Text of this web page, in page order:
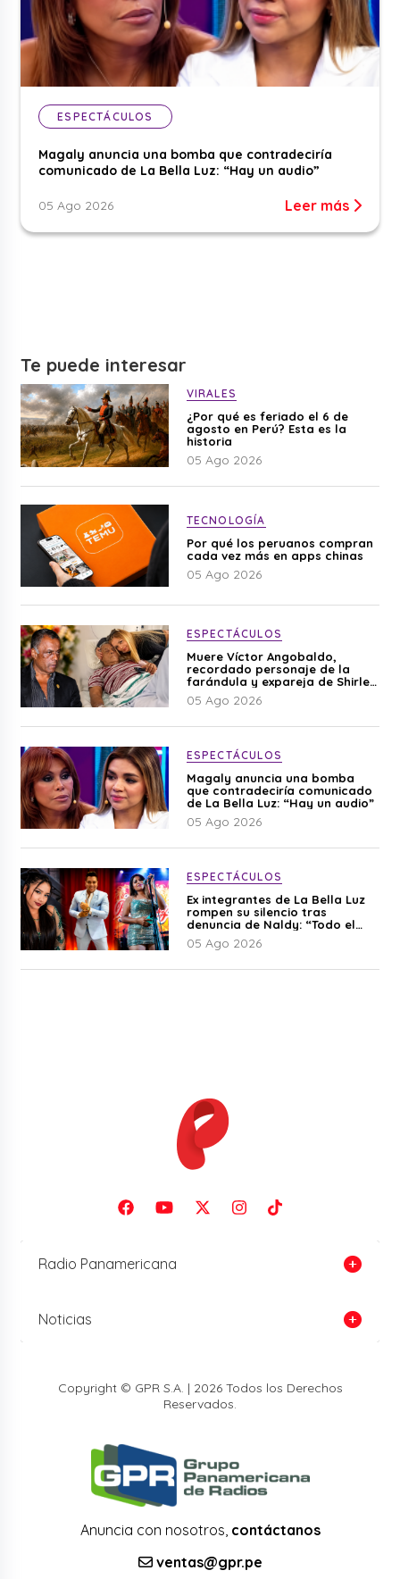
ESPECTÁCULOS
Magaly anuncia una bomba que contradeciría
comunicado de La Bella Luz: “Hay un audio”
05 Ago 2026 Leer más
Te puede interesar
VIRALES
¿Por qué es feriado el 6 de
agosto en Perú? Esta es la
historia
05 Ago 2026
TECNOLOGÍA
Por qué los peruanos compran
cada vez más en apps chinas
05 Ago 2026
ESPECTÁCULOS
Muere Víctor Angobaldo,
recordado personaje de la
farándula y expareja de Shirley
Cherres
05 Ago 2026
ESPECTÁCULOS
Magaly anuncia una bomba
que contradeciría comunicado
de La Bella Luz: “Hay un audio”
05 Ago 2026
ESPECTÁCULOS
Ex integrantes de La Bella Luz
rompen su silencio tras
denuncia de Naldy: “Todo el
mundo lo sabía”
05 Ago 2026
Radio Panamericana
Noticias
Copyright © GPR S.A. | 2026 Todos los Derechos
Reservados.
Anuncia con nosotros, contáctanos
ventas@gpr.pe